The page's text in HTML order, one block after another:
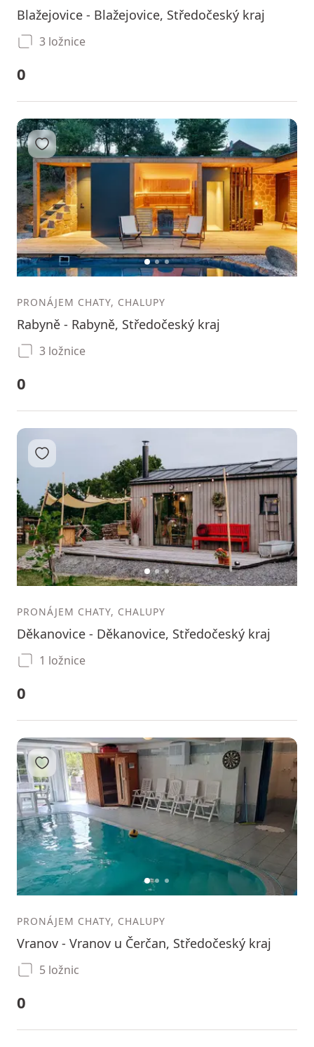
Blažejovice - Blažejovice, Středočeský kraj
3 ložnice
0
12 3
Přidat do oblíbených
PRONÁJEM CHATY, CHALUPY
Rabyně - Rabyně, Středočeský kraj
3 ložnice
0
12 3
Přidat do oblíbených
PRONÁJEM CHATY, CHALUPY
Děkanovice - Děkanovice, Středočeský kraj
1 ložnice
0
12 3
Přidat do oblíbených
PRONÁJEM CHATY, CHALUPY
Vranov - Vranov u Čerčan, Středočeský kraj
5 ložnic
0